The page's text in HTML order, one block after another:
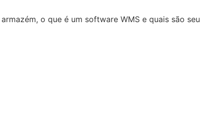
o que é um software WMS e quais são